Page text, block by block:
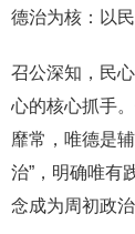
德治为核：以
召公深知，民
心的核心抓手
靡常，唯德是
治”，明确唯有
念成为周初政